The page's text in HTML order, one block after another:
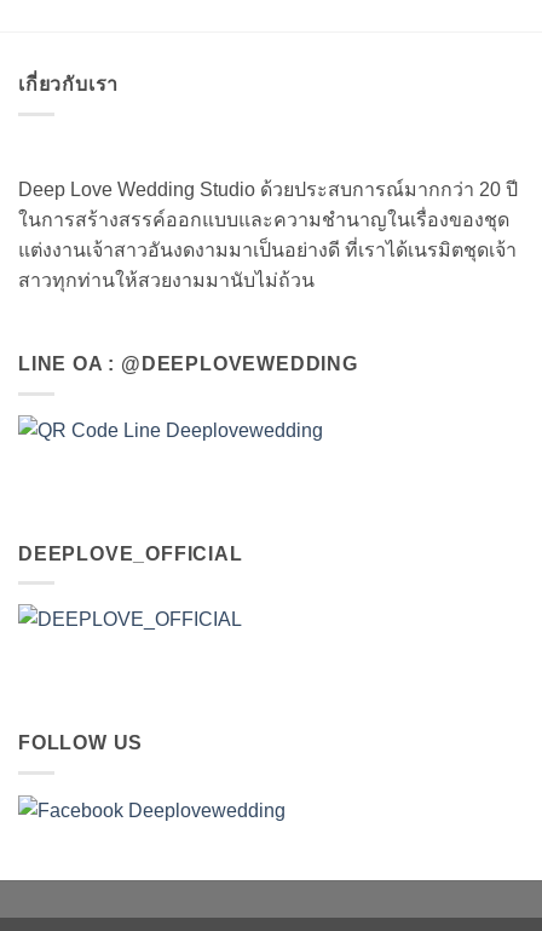
เกี่ยวกับเรา
Deep Love Wedding Studio ด้วยประสบการณ์มากกว่า 20 ปี
ในการสร้างสรรค์ออกแบบและความชำนาญในเรื่องของชุด
แต่งงานเจ้าสาวอันงดงามมาเป็นอย่างดี ที่เราได้เนรมิตชุดเจ้า
สาวทุกท่านให้สวยงามมานับไม่ถ้วน
LINE OA : @DEEPLOVEWEDDING
DEEPLOVE_OFFICIAL
FOLLOW US